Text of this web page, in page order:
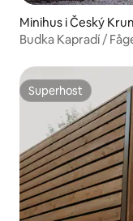
Minihus i Český
Budka Kapradí /
Superhost
Superhost